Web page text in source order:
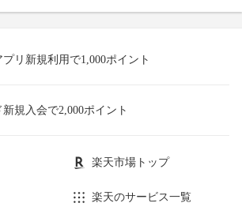
リ新規利用で1,000ポイント
規入会で2,000ポイント
楽天市場トップ
楽天のサービス一覧